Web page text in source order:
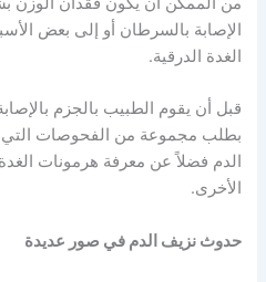
الإصابة بالسرطان أو إلى بعض
الغدة الدرقية.
قبل أن يقوم الطبيب بالجزم
بطلب مجموعة من الفحوصات
الدم فضلاً عن معرفة هرمونات
الأخرى.
حدوث نزيف الدم في صور عديدة